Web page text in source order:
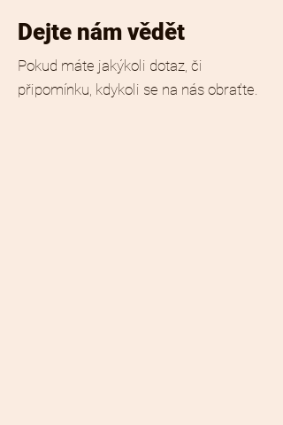
Dejte nám vědět
Pokud máte jakýkoli dotaz, či
připomínku, kdykoli se na nás obraťte.